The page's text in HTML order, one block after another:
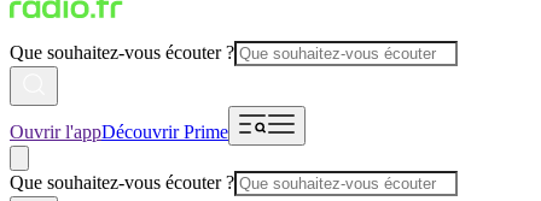
Que souhaitez-vous écouter ?
Ouvrir l'appDécouvrir Prime
Que souhaitez-vous écouter ?